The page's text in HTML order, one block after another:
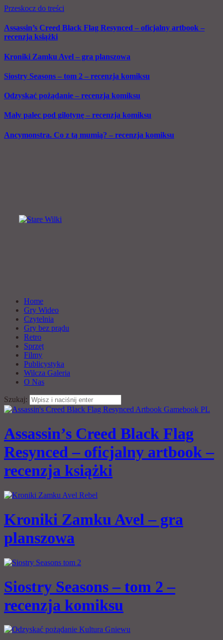
Przeskocz do treści
Assassin’s Creed Black Flag Resynced – oficjalny artbook –
recenzja książki
Kroniki Zamku Avel – gra planszowa
Siostry Seasons – tom 2 – recenzja komiksu
Odzyskać pożądanie – recenzja komiksu
Mały palec pod gilotynę – recenzja komiksu
Ancymonstra. Co z tą mumią? – recenzja komiksu
Home
Gry Wideo
Czytelnia
Gry bez prądu
Retro
Sprzęt
Filmy
Publicystyka
Wilcza Galeria
O Nas
Szukaj:
Assassin’s Creed Black Flag
Resynced – oficjalny artbook –
recenzja książki
Kroniki Zamku Avel – gra
planszowa
Siostry Seasons – tom 2 –
recenzja komiksu